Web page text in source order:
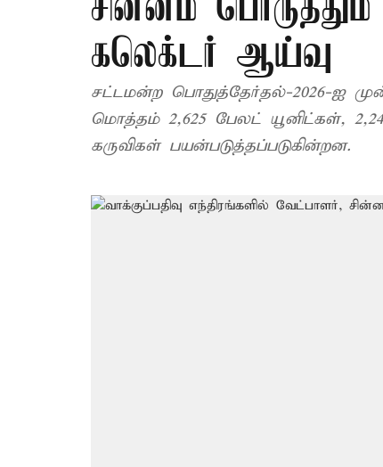
சின்னம் பொருத்தும்
கலெக்டர் ஆய்வு
சட்டமன்ற பொதுத்தேர்தல்-2026-ஐ
மொத்தம் 2,625 பேலட் யூனிட்கள்,
கருவிகள் பயன்படுத்தப்படுகின்றன.